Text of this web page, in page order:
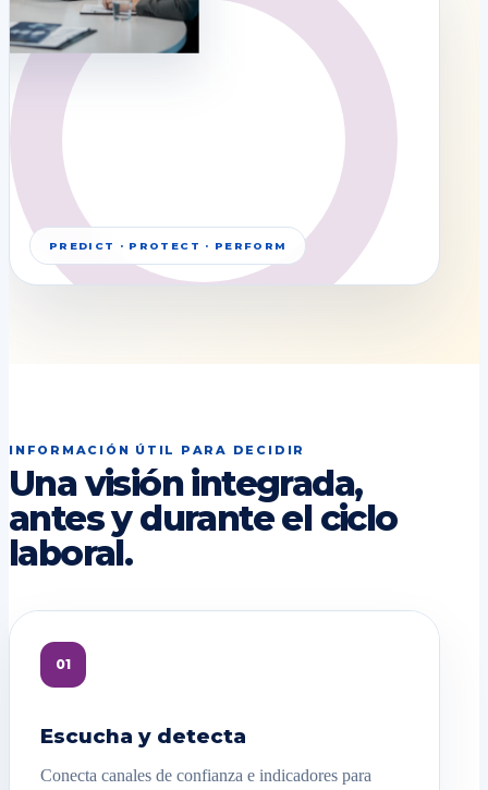
PREDICT · PROTECT · PERFORM
INFORMACIÓN ÚTIL PARA DECIDIR
Una visión integrada,
antes y durante el ciclo
laboral.
01
Escucha y detecta
Conecta canales de confianza e indicadores para